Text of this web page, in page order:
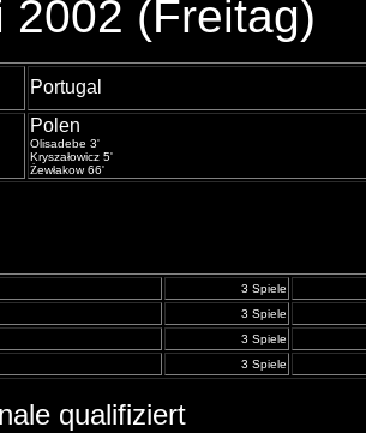
2002 (Freitag)
Portugal
Polen
Olisadebe 3'
Kryszałowicz 5'
Żewłakow 66'
3 Spiele
3 Spiele
3 Spiele
3 Spiele